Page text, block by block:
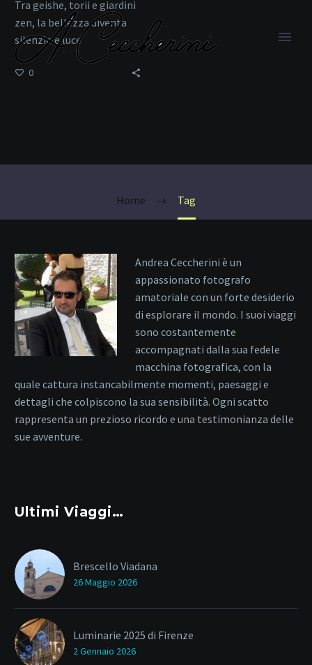
Home Tag
Tra geishe, torii e giardini
zen, la bellezza diventa
silenzio e luce
0
Andrea Ceccherini è un
appassionato fotografo
amatoriale con un forte desiderio
di esplorare il mondo. I suoi viaggi
sono costantemente
accompagnati dalla sua fedele
macchina fotografica, con la
quale cattura instancabilmente momenti, paesaggi e
dettagli che colpiscono la sua sensibilità. Ogni scatto
rappresenta un prezioso ricordo e una testimonianza delle
sue avventure.
Ultimi Viaggi…
Brescello Viadana
26 Maggio 2026
Luminarie 2025 di Firenze
2 Gennaio 2026